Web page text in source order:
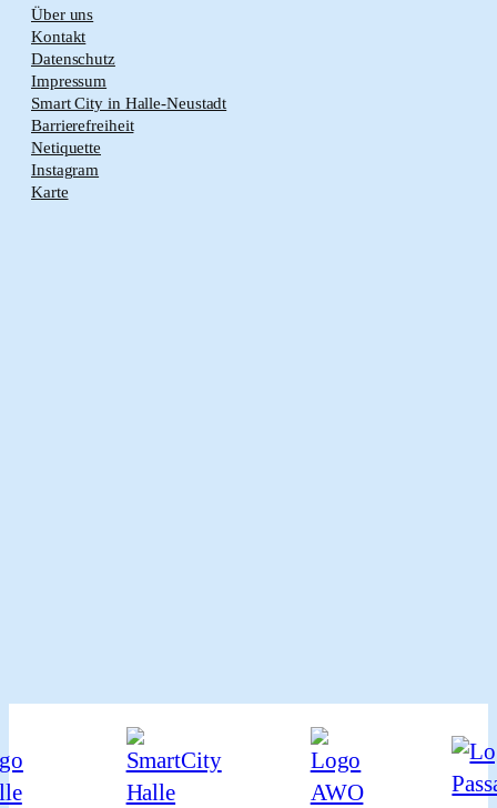
Über uns
Kontakt
Datenschutz
Impressum
Smart City in Halle-Neustadt
Barrierefreiheit
Netiquette
Instagram
Karte